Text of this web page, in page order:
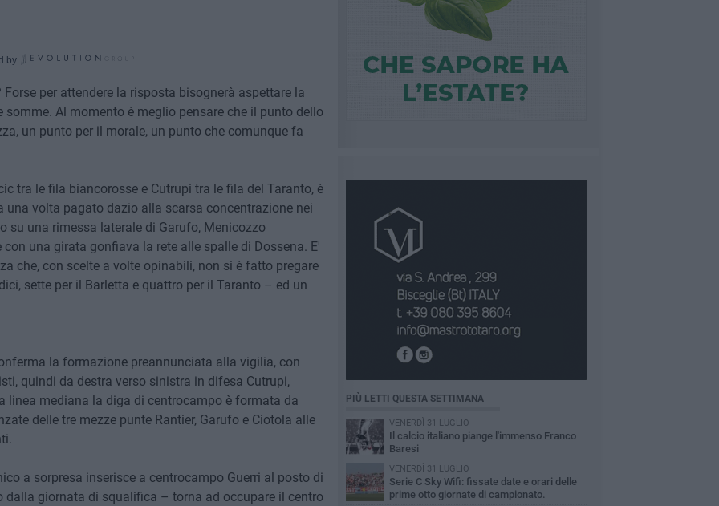
by
per attendere la risposta bisognerà aspettare la
Al momento è meglio pensare che il punto dello
un punto per il morale, un punto che comunque fa
tra le fila biancorosse e Cutrupi tra le fila del Taranto, è
volta pagato dazio alla scarsa concentrazione nei
una rimessa laterale di Garufo, Menicozzo
una girata gonfiava la rete alle spalle di Dossena. E'
che, con scelte a volte opinabili, non si è fatto pregare
sette per il Barletta e quattro per il Taranto – ed un
la formazione preannunciata alla vigilia, con
quindi da destra verso sinistra in difesa Cutrupi,
linea mediana la diga di centrocampo è formata da
delle tre mezze punte Rantier, Garufo e Ciotola alle
a sorpresa inserisce a centrocampo Guerri al posto di
dalla giornata di squalifica – torna ad occupare il centro
PIÙ LETTI QUESTA SETTIMANA
VENERDÌ 31 LUGLIO
Il calcio italiano piange l'immenso Franco
Baresi
VENERDÌ 31 LUGLIO
Serie C Sky Wifi: fissate date e orari delle
prime otto giornate di campionato.